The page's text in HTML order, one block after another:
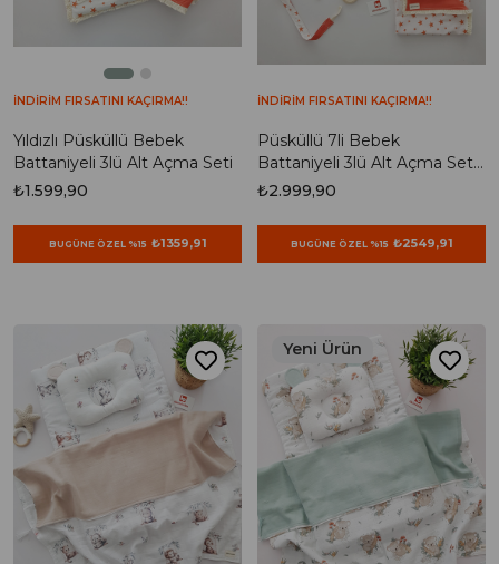
Yıldızlı Püsküllü Bebek
Battaniyeli 3lü Alt Açma Seti
₺1.599,90
BUGÜNE ÖZEL %15 ₺1359,91
İNDİRİM FIRSATINI KAÇIRMA!!
Püsküllü 7li Bebek
Battaniyeli 3lü Alt Açma Seti ,
Puset Örtüsü , Önlük Seti
₺2.999,90
BUGÜNE ÖZEL %15 ₺2549,91
İNDİRİM FIRSATINI KAÇIRMA!!
Yeni Ürün